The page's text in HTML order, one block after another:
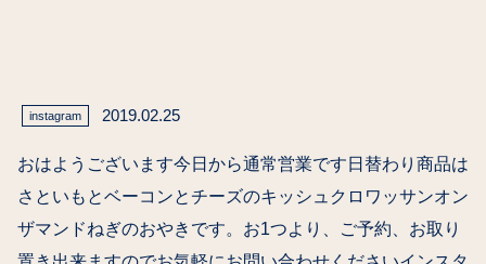
instagram 2019.02.25
おはようございます今日から通常営業です日替わり商品は
さといもとベーコンとチーズのキッシュクロワッサンオン
ザマンドねぎのおやきです。お1つより、ご予約、お取り